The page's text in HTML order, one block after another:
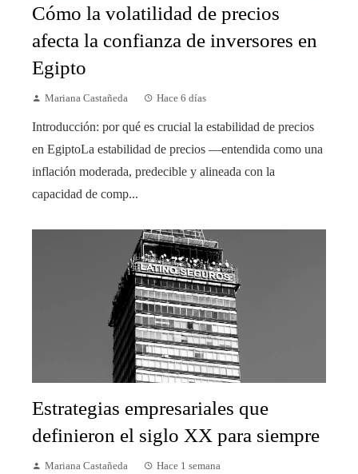
Cómo la volatilidad de precios
afecta la confianza de inversores en
Egipto
Mariana Castañeda Hace 6 días
Introducción: por qué es crucial la estabilidad de precios
en EgiptoLa estabilidad de precios —entendida como una
inflación moderada, predecible y alineada con la
capacidad de comp...
Estrategias empresariales que
definieron el siglo XX para siempre
Mariana Castañeda Hace 1 semana